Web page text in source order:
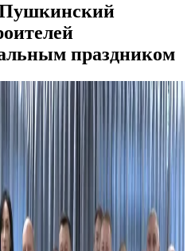
Пушкинский
праздником